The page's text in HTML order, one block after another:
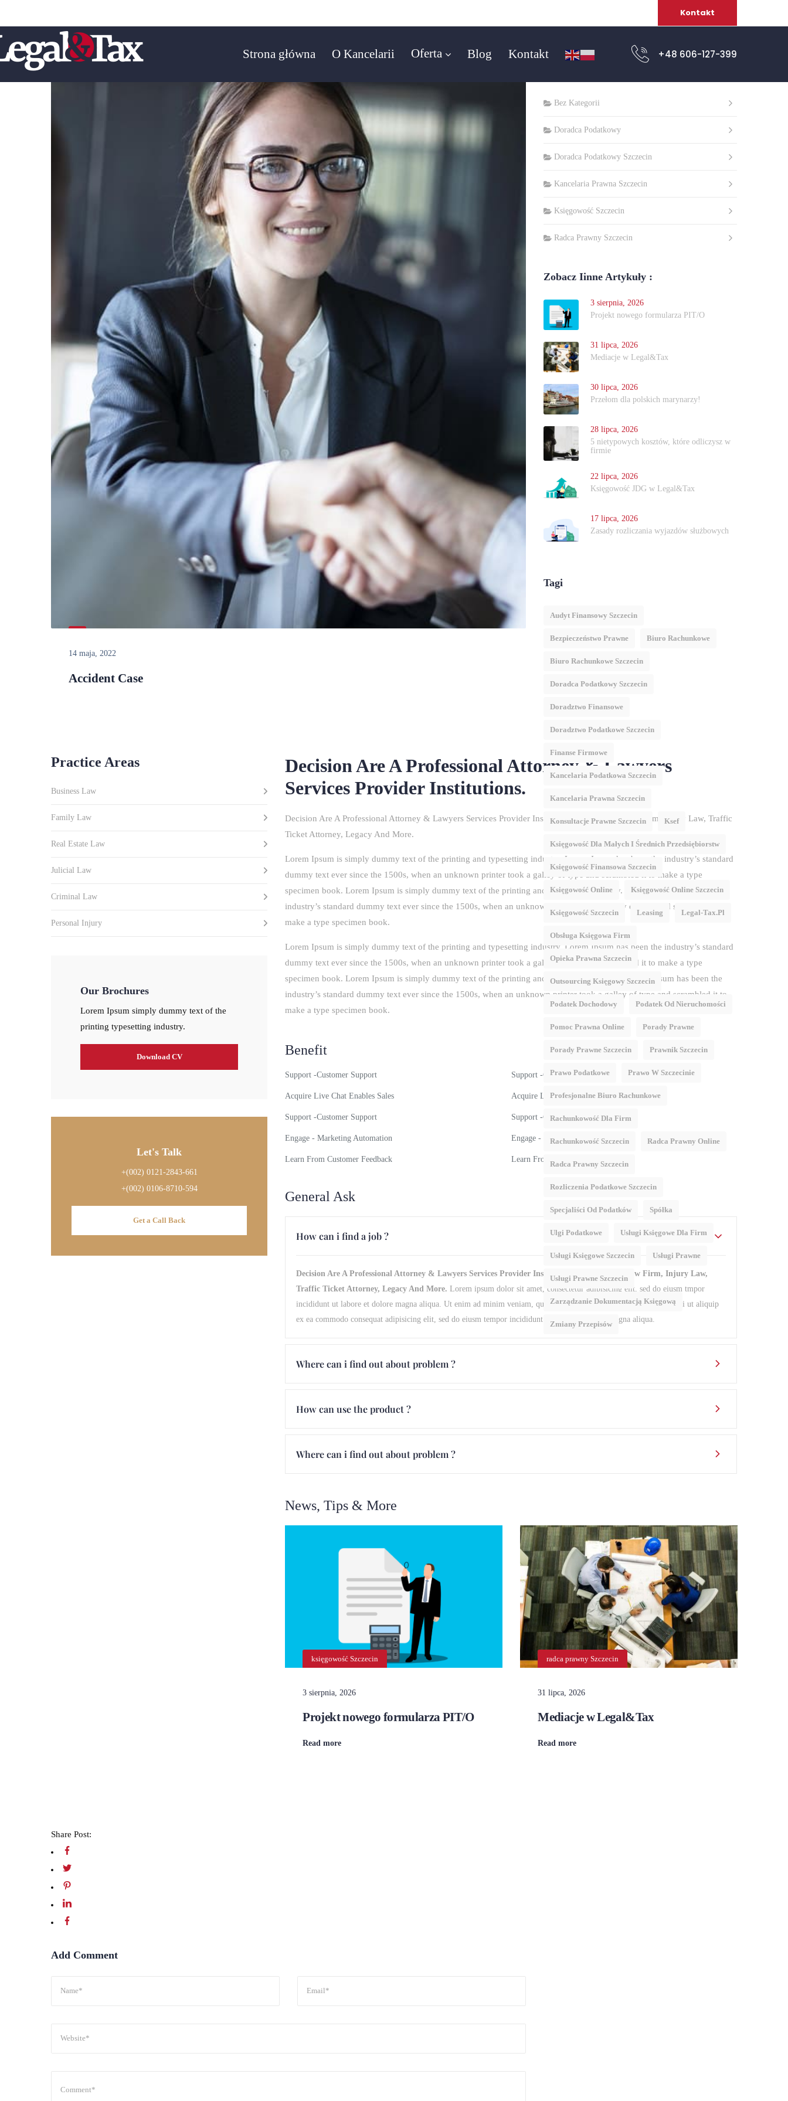
Kontakt
Strona główna O Kancelarii Oferta Blog Kontakt +48 606-127-399
14 maja, 2022
Accident Case
Practice Areas
Business Law
Family Law
Real Estate Law
Julicial Law
Criminal Law
Personal Injury
Our Brochures
Lorem Ipsum simply dummy text of the
printing typesetting industry.
Download CV
Let's Talk
+(002) 0121-2843-661
+(002) 0106-8710-594
Get a Call Back
Decision Are A Professional Attorney & Lawyers
Services Provider Institutions.
Decision Are A Professional Attorney & Lawyers Services Provider Institutions. Suitable For Law Firm, Injury Law, Traffic
Ticket Attorney, Legacy And More.
Lorem Ipsum is simply dummy text of the printing and typesetting industry. Lorem Ipsum has been the industry’s standard
dummy text ever since the 1500s, when an unknown printer took a galley of type and scrambled it to make a type
specimen book. Lorem Ipsum is simply dummy text of the printing and typesetting industry. Lorem Ipsum has been the
industry’s standard dummy text ever since the 1500s, when an unknown printer took a galley of type and scrambled it to
make a type specimen book.
Lorem Ipsum is simply dummy text of the printing and typesetting industry. Lorem Ipsum has been the industry’s standard
dummy text ever since the 1500s, when an unknown printer took a galley of type and scrambled it to make a type
specimen book. Lorem Ipsum is simply dummy text of the printing and typesetting industry. Lorem Ipsum has been the
industry’s standard dummy text ever since the 1500s, when an unknown printer took a galley of type and scrambled it to
make a type specimen book.
Benefit
Support -Customer Support
Acquire Live Chat Enables Sales
Support -Customer Support
Engage - Marketing Automation
Learn From Customer Feedback
Support -Customer Support
Acquire Live Chat Enables Sales
Support -Customer Support
Engage - Marketing Automation
Learn From Customer Feedback
General Ask
How can i find a job ?
Decision Are A Professional Attorney & Lawyers Services Provider Institutions. Suitable For Law Firm, Injury Law,
Traffic Ticket Attorney, Legacy And More.Lorem ipsum dolor sit amet, consectetur adipisicing elit, sed do eiusm tmpor
incididunt ut labore et dolore magna aliqua. Ut enim ad minim veniam, quis nostrud exercitation ullamco laboris nisi ut aliquip
ex ea commodo consequat adipisicing elit, sed do eiusm tempor incididunt ut labore et dolore magna aliqua.
Where can i find out about problem ?
How can use the product ?
Where can i find out about problem ?
News, Tips & More
księgowość Szczecin
3 sierpnia, 2026
Projekt nowego formularza PIT/O
Read more
radca prawny Szczecin
31 lipca, 2026
Mediacje w Legal&Tax
Read more
Share Post:
Add Comment
Bez Kategorii
Doradca Podatkowy
Doradca Podatkowy Szczecin
Kancelaria Prawna Szczecin
Księgowość Szczecin
Radca Prawny Szczecin
Zobacz Iinne Artykuły :
3 sierpnia, 2026
Projekt nowego formularza PIT/O
31 lipca, 2026
Mediacje w Legal&Tax
30 lipca, 2026
Przełom dla polskich marynarzy!
28 lipca, 2026
5 nietypowych kosztów, które odliczysz w
firmie
22 lipca, 2026
Księgowość JDG w Legal&Tax
17 lipca, 2026
Zasady rozliczania wyjazdów służbowych
Tagi
Audyt Finansowy Szczecin
Bezpieczeństwo Prawne Biuro Rachunkowe
Biuro Rachunkowe Szczecin
Doradca Podatkowy Szczecin
Doradztwo Finansowe
Doradztwo Podatkowe Szczecin
Finanse Firmowe
Kancelaria Podatkowa Szczecin
Kancelaria Prawna Szczecin
Konsultacje Prawne Szczecin Ksef
Księgowość Dla Małych I Średnich Przedsiębiorstw
Księgowość Finansowa Szczecin
Księgowość Online Księgowość Online Szczecin
Księgowość Szczecin Leasing Legal-Tax.pl
Obsługa Księgowa Firm
Opieka Prawna Szczecin
Outsourcing Księgowy Szczecin
Podatek Dochodowy Podatek Od Nieruchomości
Pomoc Prawna Online Porady Prawne
Porady Prawne Szczecin Prawnik Szczecin
Prawo Podatkowe Prawo W Szczecinie
Profesjonalne Biuro Rachunkowe
Rachunkowość Dla Firm
Rachunkowość Szczecin Radca Prawny Online
Radca Prawny Szczecin
Rozliczenia Podatkowe Szczecin
Specjaliści Od Podatków Spółka
Ulgi Podatkowe Usługi Księgowe Dla Firm
Usługi Księgowe Szczecin Usługi Prawne
Usługi Prawne Szczecin
Zarządzanie Dokumentacją Księgową
Zmiany Przepisów